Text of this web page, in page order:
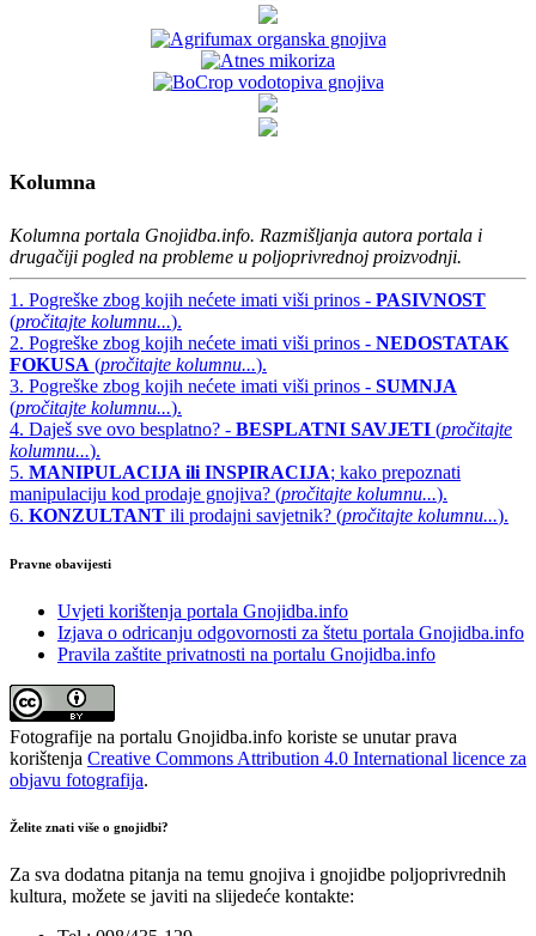
Kolumna
Kolumna portala Gnojidba.info. Razmišljanja autora portala i
drugačiji pogled na probleme u poljoprivrednoj proizvodnji.
1. Pogreške zbog kojih nećete imati viši prinos - PASIVNOST
(pročitajte kolumnu...).
2. Pogreške zbog kojih nećete imati viši prinos - NEDOSTATAK
FOKUSA (pročitajte kolumnu...).
3. Pogreške zbog kojih nećete imati viši prinos - SUMNJA
(pročitajte kolumnu...).
4. Daješ sve ovo besplatno? - BESPLATNI SAVJETI (pročitajte
kolumnu...).
5. MANIPULACIJA ili INSPIRACIJA; kako prepoznati
manipulaciju kod prodaje gnojiva? (pročitajte kolumnu...).
6. KONZULTANT ili prodajni savjetnik? (pročitajte kolumnu...).
Pravne obavijesti
Uvjeti korištenja portala Gnojidba.info
Izjava o odricanju odgovornosti za štetu portala Gnojidba.info
Pravila zaštite privatnosti na portalu Gnojidba.info
Fotografije na portalu Gnojidba.info koriste se unutar prava
korištenja Creative Commons Attribution 4.0 International licence za
objavu fotografija.
Želite znati više o gnojidbi?
Za sva dodatna pitanja na temu gnojiva i gnojidbe poljoprivrednih
kultura, možete se javiti na slijedeće kontakte: